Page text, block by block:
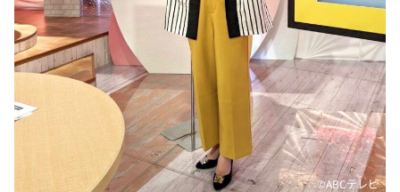
ポツンと一軒家
ザキ山小屋本館
ぺこぱのまるスポ
©️ABCテレビ